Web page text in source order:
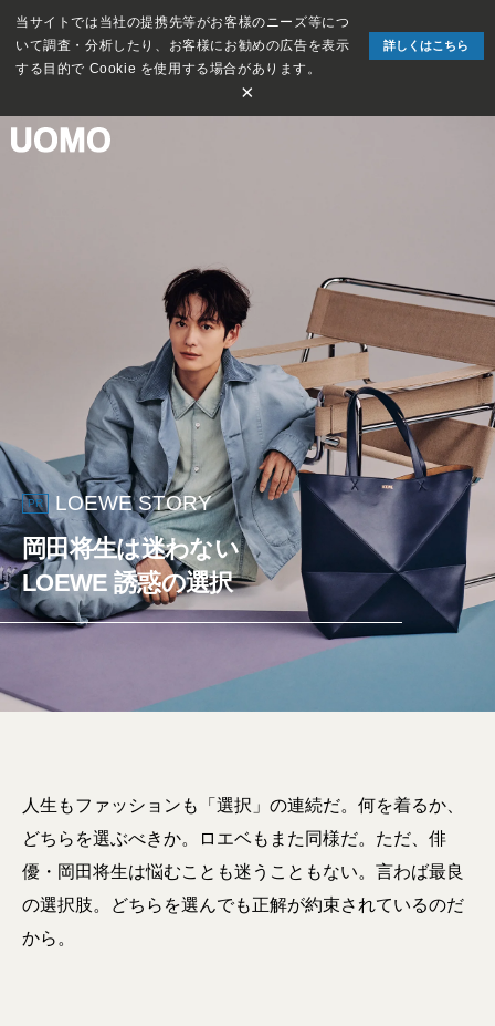
当サイトでは当社の提携先等がお客様のニーズ等につ
いて調査・分析したり、お客様にお勧めの広告を表示
する目的で Cookie を使用する場合があります。
詳しくはこちら
×
PR LOEWE STORY
岡田将生は迷わない
LOEWE 誘惑の選択
人生もファッションも「選択」の連続だ。何を着るか、
どちらを選ぶべきか。ロエベもまた同様だ。ただ、俳
優・岡田将生は悩むことも迷うこともない。言わば最良
の選択肢。どちらを選んでも正解が約束されているのだ
から。